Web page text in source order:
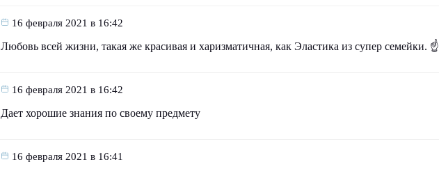
16 февраля 2021 в 16:42
Любовь всей жизни, такая же красивая и харизматичная, как Эластика из супер семейки. ☝️
16 февраля 2021 в 16:42
Дает хорошие знания по своему предмету
16 февраля 2021 в 16:41